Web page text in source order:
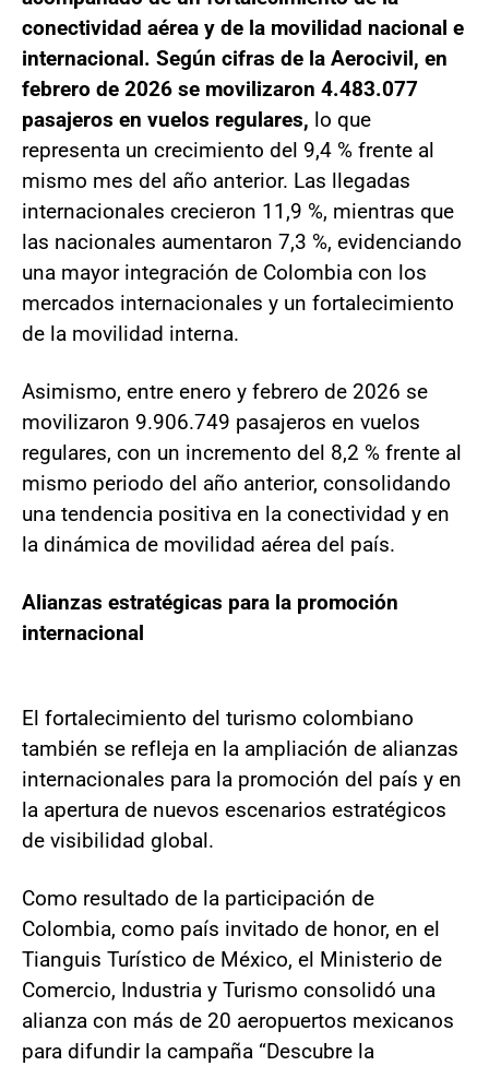
conectividad aérea y de la movilidad nacional e
internacional. Según cifras de la Aerocivil, en
febrero de 2026 se movilizaron 4.483.077
pasajeros en vuelos regulares, lo que
representa un crecimiento del 9,4 % frente al
mismo mes del año anterior. Las llegadas
internacionales crecieron 11,9 %, mientras que
las nacionales aumentaron 7,3 %, evidenciando
una mayor integración de Colombia con los
mercados internacionales y un fortalecimiento
de la movilidad interna.
Asimismo, entre enero y febrero de 2026 se
movilizaron 9.906.749 pasajeros en vuelos
regulares, con un incremento del 8,2 % frente al
mismo periodo del año anterior, consolidando
una tendencia positiva en la conectividad y en
la dinámica de movilidad aérea del país.
Alianzas estratégicas para la promoción
internacional
El fortalecimiento del turismo colombiano
también se refleja en la ampliación de alianzas
internacionales para la promoción del país y en
la apertura de nuevos escenarios estratégicos
de visibilidad global.
Como resultado de la participación de
Colombia, como país invitado de honor, en el
Tianguis Turístico de México, el Ministerio de
Comercio, Industria y Turismo consolidó una
alianza con más de 20 aeropuertos mexicanos
para difundir la campaña “Descubre la